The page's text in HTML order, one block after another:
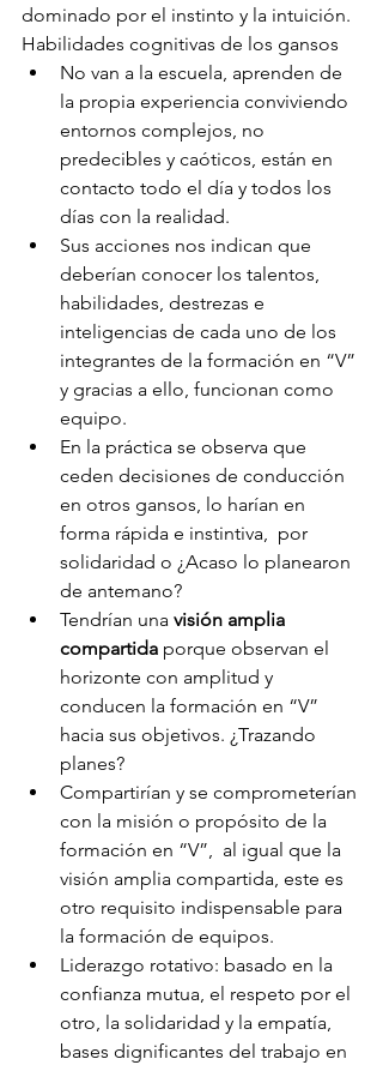
dominado por el instinto y la intuición.
Habilidades cognitivas de los gansos
No van a la escuela, aprenden de
la propia experiencia conviviendo
entornos complejos, no
predecibles y caóticos, están en
contacto todo el día y todos los
días con la realidad.
Sus acciones nos indican que
deberían conocer los talentos,
habilidades, destrezas e
inteligencias de cada uno de los
integrantes de la formación en “V”
y gracias a ello, funcionan como
equipo.
En la práctica se observa que
ceden decisiones de conducción
en otros gansos, lo harían en
forma rápida e instintiva,  por
solidaridad o ¿Acaso lo planearon
de antemano?
Tendrían una visión amplia
compartida porque observan el
horizonte con amplitud y
conducen la formación en “V”
hacia sus objetivos. ¿Trazando
planes?
Compartirían y se comprometerían
con la misión o propósito de la
formación en “V”,  al igual que la
visión amplia compartida, este es
otro requisito indispensable para
la formación de equipos.
Liderazgo rotativo: basado en la
confianza mutua, el respeto por el
otro, la solidaridad y la empatía,
bases dignificantes del trabajo en